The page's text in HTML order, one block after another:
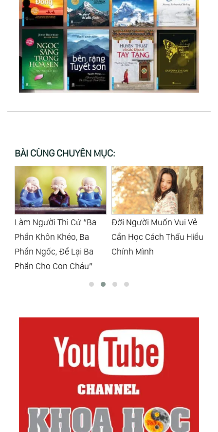
BÀI CÙNG CHUYÊN MỤC:
Đời Người Muốn Vui Vẻ
Cần Học Cách Thấu Hiểu
Chính Mình
Điều Gì Mới Là Vốn Liếng
Chân Chính Của Đời
Người